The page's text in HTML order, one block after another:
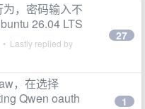
，密码输入不
26.04 LTS
• Lastly replied by
27
，在选择
Qwen oauth
1